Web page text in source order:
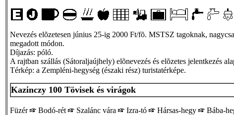
Nevezés elõzetesen június 25-ig 2000 Ft/fõ. MSTSZ tagoknak,
megadott módon.
Díjazás: póló.
A rajtban szállás (Sátoraljaújhely) elõnevezés és elõzetes jelentkezés
Térkép: a Zempléni-hegység (északi rész) turistatérképe.
Kazinczy 100 Tövisek és virágok
Füzér Bodó-rét Szalánc vára Izra-tó Hársas-hegy Bába-